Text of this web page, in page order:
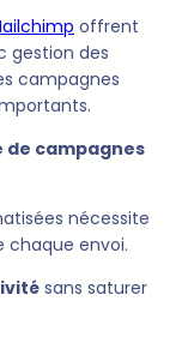
offrent
gestion des
campagnes
de campagnes
nécessite
chaque envoi.
sans saturer